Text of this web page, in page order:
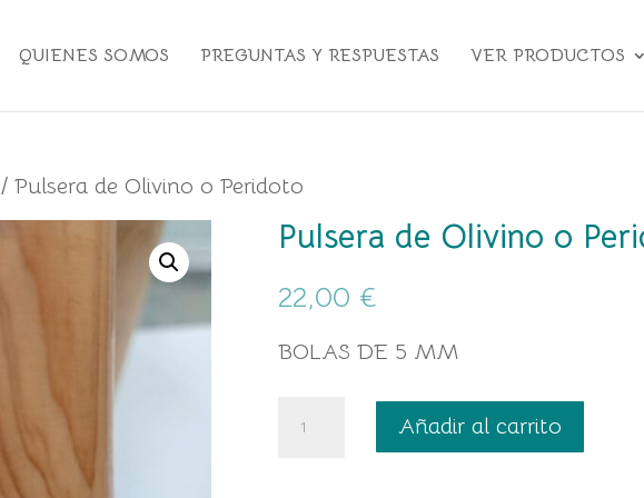
QUIENES SOMOS PREGUNTAS Y RESPUESTAS VER PRODUCTOS
/ Pulsera de Olivino o Peridoto
Pulsera de Olivino o
22,00 €
BOLAS DE 5 MM
Añadir al carrito